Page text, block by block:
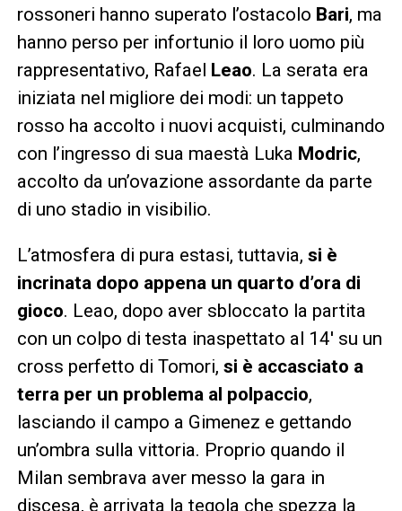
rossoneri hanno superato l’ostacolo Bari, ma
hanno perso per infortunio il loro uomo più
rappresentativo, Rafael Leao. La serata era
iniziata nel migliore dei modi: un tappeto
rosso ha accolto i nuovi acquisti, culminando
con l’ingresso di sua maestà Luka Modric,
accolto da un’ovazione assordante da parte
di uno stadio in visibilio.
L’atmosfera di pura estasi, tuttavia, si è
incrinata dopo appena un quarto d’ora di
gioco. Leao, dopo aver sbloccato la partita
con un colpo di testa inaspettato al 14′ su un
cross perfetto di Tomori, si è accasciato a
terra per un problema al polpaccio,
lasciando il campo a Gimenez e gettando
un’ombra sulla vittoria. Proprio quando il
Milan sembrava aver messo la gara in
discesa, è arrivata la tegola che spezza la